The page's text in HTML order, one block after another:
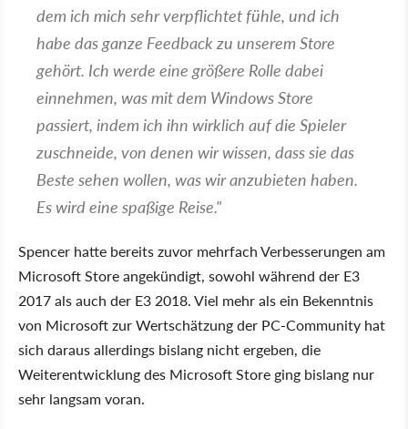
dem ich mich sehr verpflichtet fühle, und ich
habe das ganze Feedback zu unserem Store
gehört. Ich werde eine größere Rolle dabei
einnehmen, was mit dem Windows Store
passiert, indem ich ihn wirklich auf die Spieler
zuschneide, von denen wir wissen, dass sie das
Beste sehen wollen, was wir anzubieten haben.
Es wird eine spaßige Reise."
Spencer hatte bereits zuvor mehrfach Verbesserungen am
Microsoft Store angekündigt, sowohl während der E3
2017 als auch der E3 2018. Viel mehr als ein Bekenntnis
von Microsoft zur Wertschätzung der PC-Community hat
sich daraus allerdings bislang nicht ergeben, die
Weiterentwicklung des Microsoft Store ging bislang nur
sehr langsam voran.